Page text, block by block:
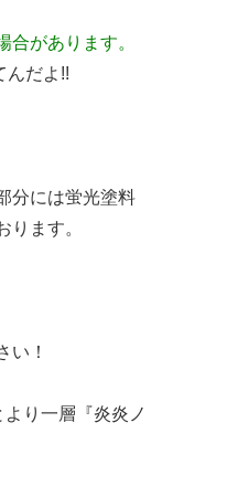
があります。
んだよ!!
分には蛍光塗料
ます。
い！
り一層『炎炎ノ